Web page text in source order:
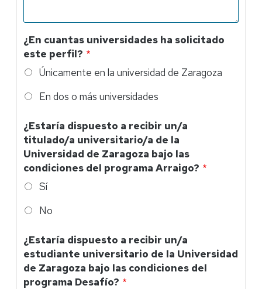
¿En cuantas universidades ha solicitado
este perfil?
Únicamente en la universidad de Zaragoza
En dos o más universidades
¿Estaría dispuesto a recibir un/a
titulado/a universitario/a de la
Universidad de Zaragoza bajo las
condiciones del programa Arraigo?
Sí
No
¿Estaría dispuesto a recibir un/a
estudiante universitario de la Universidad
de Zaragoza bajo las condiciones del
programa Desafío?